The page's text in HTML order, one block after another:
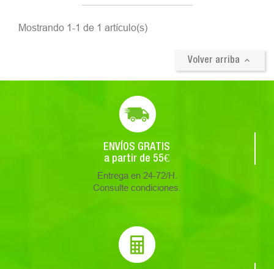
Mostrando 1-1 de 1 artículo(s)
Volver arriba 
ENVÍOS GRATIS
a partir de 55€
Entrega en 24-72/H.
Consulte condiciones.